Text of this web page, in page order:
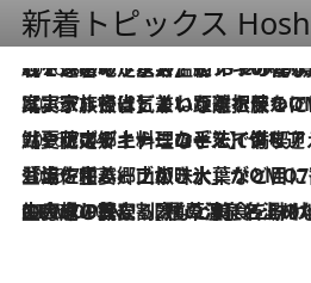
新着トピックス
2026.8.7
【トンボの足水浴】ヒノキの香りに包まれて涼感マックス！約13℃の湧水かけ流しを避暑地「星野温泉 トンボの湯」で体験
2026.7.31
【ホテル帰省】という選択肢をOMOが提案。家族とほどよい距離を保つには「昼は実家、夜は気兼ねな
2026.7.24
【夏限定ディナーコース】旬を迎える稚鮎や花ズッキーニなどをイタリア・トスカーナの郷土料理の手法で満喫！
2026.7.17
「土佐和ハーブかき氷」がOMO7高知に登場！生姜、山椒、大葉など目にも舌にも涼を呼ぶ郷土の味
2026.7.10
NEW OPEN！【界 草津】名湯の地に誕生。趣の異なる2種の温泉と上州ならではの会席・蕎麦割烹など美食を味わう究極の癒やし旅